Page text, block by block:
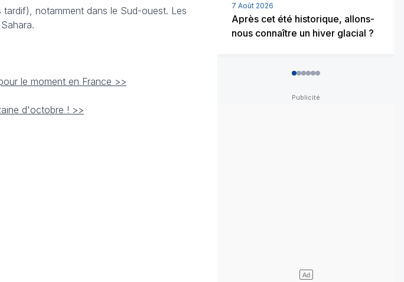
notamment dans le Sud-ouest. Les
le moment en France >>
d'octobre ! >>
7 Août 2026
Après cet été historique, allons-
nous connaître un hiver glacial ?
012345